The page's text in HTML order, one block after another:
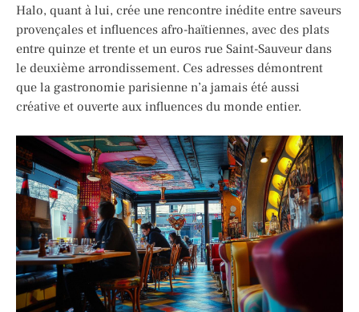
Halo, quant à lui, crée une rencontre inédite entre saveurs
provençales et influences afro-haïtiennes, avec des plats
entre quinze et trente et un euros rue Saint-Sauveur dans
le deuxième arrondissement. Ces adresses démontrent
que la gastronomie parisienne n’a jamais été aussi
créative et ouverte aux influences du monde entier.